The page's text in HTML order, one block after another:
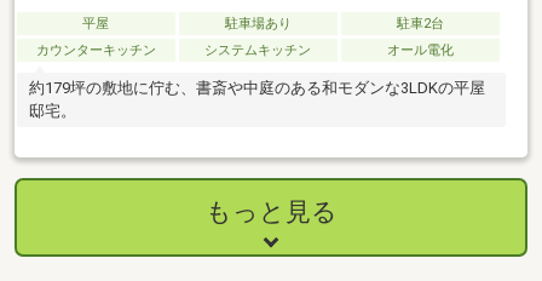
平屋 駐車場あり
駐車2台
カウンターキッチン
システムキッチン オール電化
約179坪の敷地に佇む、書斎や中庭のある和モダンな3LDKの平屋
邸宅。
もっと見る